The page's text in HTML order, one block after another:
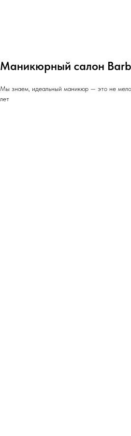
Маникюрный салон
Мы знаем, идеальный маникюр — это не
лет